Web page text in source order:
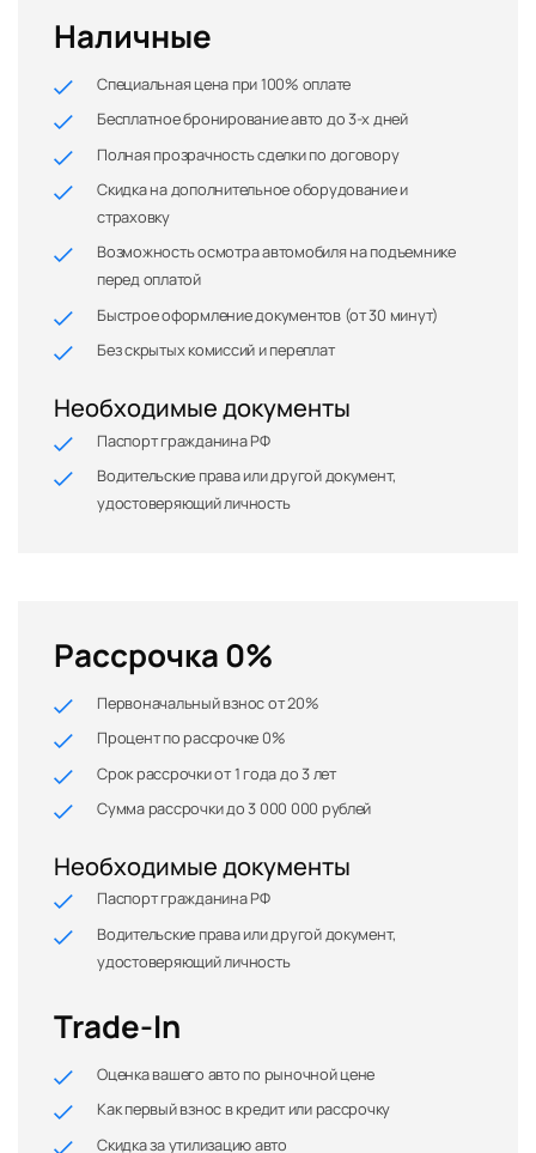
Наличные
Специальная цена при 100% оплате
Бесплатное бронирование авто до 3-х дней
Полная прозрачность сделки по договору
Скидка на дополнительное оборудование и
страховку
Возможность осмотра автомобиля на подъемнике
перед оплатой
Быстрое оформление документов (от 30 минут)
Без скрытых комиссий и переплат
Необходимые документы
Паспорт гражданина РФ
Водительские права или другой документ,
удостоверяющий личность
Рассрочка 0%
Первоначальный взнос от 20%
Процент по рассрочке 0%
Срок рассрочки от 1 года до 3 лет
Сумма рассрочки до 3 000 000 рублей
Необходимые документы
Паспорт гражданина РФ
Водительские права или другой документ,
удостоверяющий личность
Trade-In
Оценка вашего авто по рыночной цене
Как первый взнос в кредит или рассрочку
Скидка за утилизацию авто